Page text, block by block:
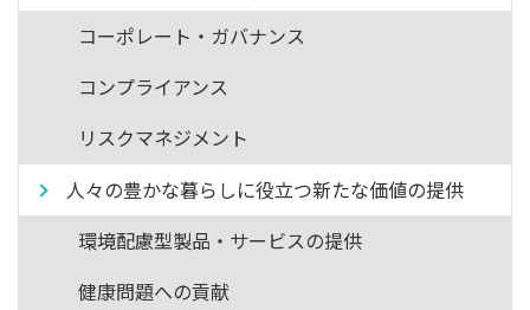
コーポレート・ガバナンス
コンプライアンス
リスクマネジメント
人々の豊かな暮らしに役立つ新たな価値の提供
環境配慮型製品・サービスの提供
健康問題への貢献